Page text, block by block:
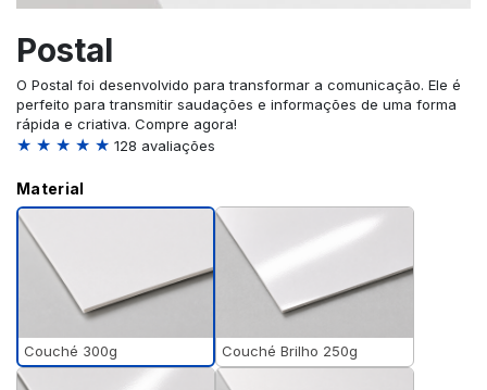
Postal
O Postal foi desenvolvido para transformar a comunicação. Ele é
perfeito para transmitir saudações e informações de uma forma
rápida e criativa. Compre agora!
★ ★ ★ ★ ★ 128 avaliações
Material
Couché 300g Couché Brilho 250g